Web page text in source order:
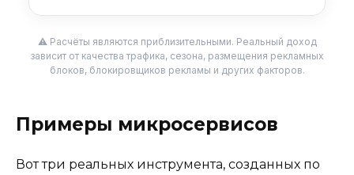
⚠️ Расчёты являются приблизительными. Реальный доход
зависит от качества трафика, сезона, размещения рекламных
блоков, блокировщиков рекламы и других факторов.
Примеры микросервисов
Вот три реальных инструмента, созданных по